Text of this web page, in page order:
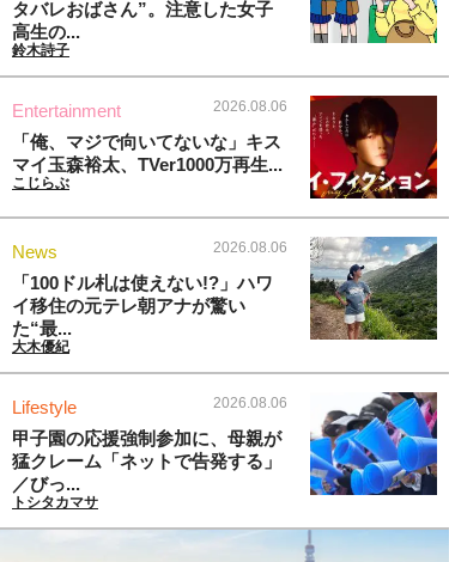
タバレおばさん”。注意した女子
高生の...
鈴木詩子
Entertainment 2026.08.06
「俺、マジで向いてないな」キス
マイ玉森裕太、TVer1000万再生...
こじらぶ
News 2026.08.06
「100ドル札は使えない!?」ハワ
イ移住の元テレ朝アナが驚い
た“最...
大木優紀
Lifestyle 2026.08.06
甲子園の応援強制参加に、母親が
猛クレーム「ネットで告発する」
／びっ...
トシタカマサ